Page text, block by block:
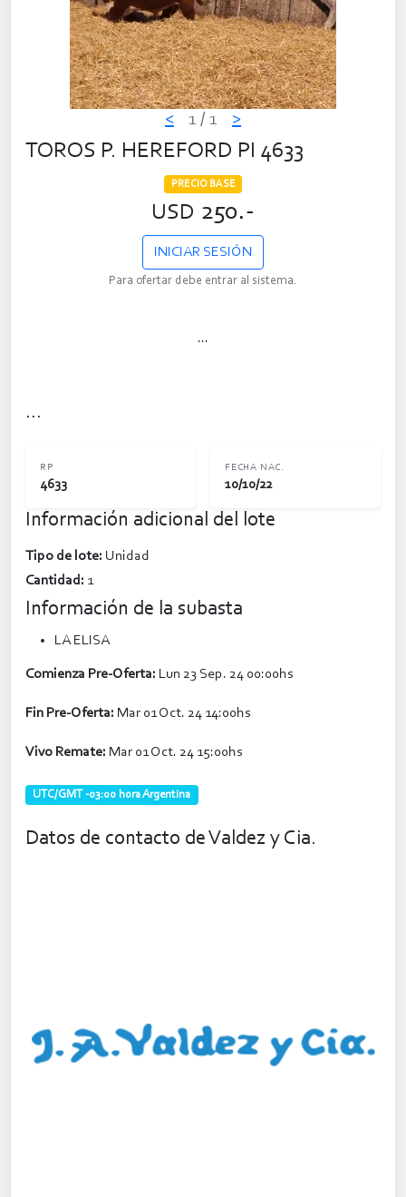
< 1 / 1 >
TOROS P. HEREFORD PI 4633
PRECIO BASE
USD 250.-
INICIAR SESIÓN
Para ofertar debe entrar al sistema.
...
...
RP
4633
FECHA NAC.
10/10/22
Información adicional del lote
Tipo de lote: Unidad
Cantidad: 1
Información de la subasta
LA ELISA
Comienza Pre-Oferta: Lun 23 Sep. 24 00:00hs
Fin Pre-Oferta: Mar 01 Oct. 24 14:00hs
Vivo Remate: Mar 01 Oct. 24 15:00hs
UTC/GMT -03:00 hora Argentina
Datos de contacto de Valdez y Cia.